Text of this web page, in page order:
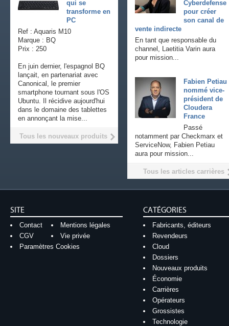
Cyberdefense
pour créer
son canal de
vente indirecte
En tant que responsable du
channel, Laetitia Varin aura
pour mission...
Fabien Petiau
nommé vice-
président de
Cloudera
France
Passé
notamment par Checkmarx et
ServiceNow, Fabien Petiau
aura pour mission...
Tous les articles carrières
qui se
transforme en
PC
Ref : Aquaris M10
Marque : BQ
Prix : 250
En juin dernier, l'espagnol BQ
lançait, en partenariat avec
Canonical, le premier
smartphone tournant sous l'OS
Ubuntu. Il récidive aujourd'hui
dans le domaine des tablettes
en annonçant la mise...
Tous les nouveaux produits
SITE
Contact
Mentions légales
CGV
Vie privée
Paramètres Cookies
CATÉGORIES
Fabricants, éditeurs
Revendeurs
Cloud
Dossiers
Nouveaux produits
Économie
Carrières
Opérateurs
Grossistes
Technologie